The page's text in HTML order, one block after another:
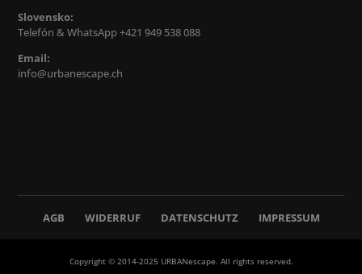
Slovensko:
Telefón & WhatsApp +421 949 538 088
Email:
info@urbanescape.ch
AGB WIDERRUF DATENSCHUTZ IMPRESSUM
Copyright © 2014-2025 URBANescape. All rights reserved.